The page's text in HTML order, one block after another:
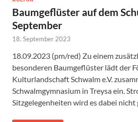
Baumgeflüster auf dem
September
18. September 2023
18.09.2023 (pm/red) Zu einem
besonderen Baumgeflüster lädt der
Kulturlandschaft Schwalm e.V.
Schwalmgymnasium in Treysa ein.
Sitzgelegenheiten wird es dabei nicht